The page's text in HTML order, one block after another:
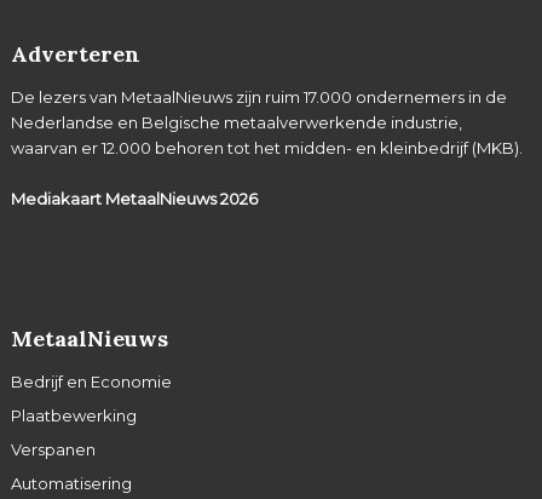
Adverteren
De lezers van MetaalNieuws zijn ruim 17.000 ondernemers in de
Nederlandse en Belgische metaalverwerkende industrie,
waarvan er 12.000 behoren tot het midden- en kleinbedrijf (MKB).
Mediakaart MetaalNieuws2026
MetaalNieuws
Bedrijf en Economie
Plaatbewerking
Verspanen
Automatisering